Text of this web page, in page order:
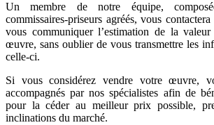
Un membre de notre équipe,
commissaires-priseurs agréés, vous
vous communiquer l’estimation de la
œuvre, sans oublier de vous transmettre les
celle-ci.
Si vous considérez vendre votre œuvre,
accompagnés par nos spécialistes afin de
pour la céder au meilleur prix possible,
inclinations du marché.